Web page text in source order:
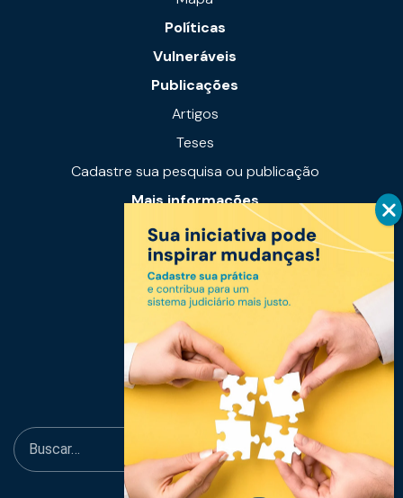
Políticas
Vulneráveis
Publicações
Artigos
Teses
Cadastre sua pesquisa ou publicação
Mais informações
Notícias
Links úteis
Fale conosco